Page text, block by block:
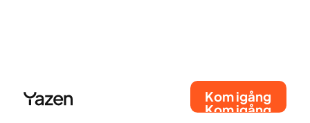
Kom igång
Kom igång